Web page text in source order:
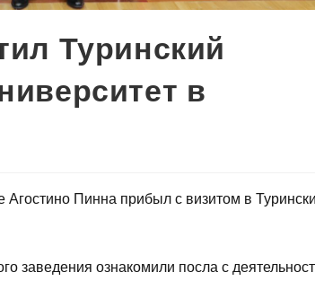
Туринский
в
Пинна прибыл с визитом в
заведения ознакомили посла с